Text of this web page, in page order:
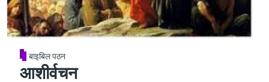
बाइबिल पठन
आशीर्वचन